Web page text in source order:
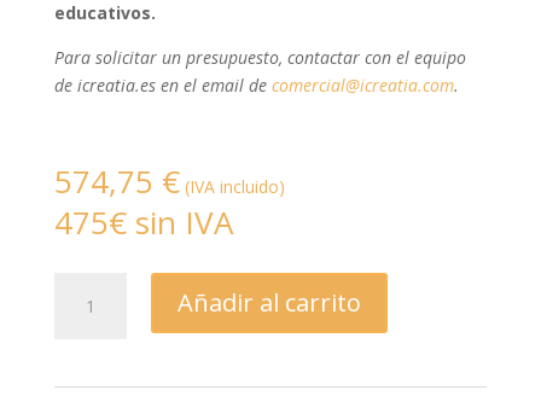
educativos.
Para solicitar un presupuesto, contactar con el equipo
de icreatia.es en el email de comercial@icreatia.com.
574,75 € (IVA incluido)
475€ sin IVA
Design
Añadir al carrito